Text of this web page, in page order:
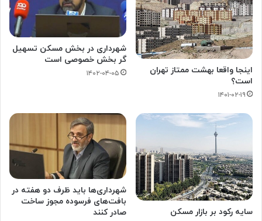
اینجا واقعا بهشت ممتاز تهران
است؟
۱۴۰۱-۰۲-۱۹
شهرداری در بخش مسکن تسهیل
گر بخش خصوصی است
۱۴۰۲-۰۴-۰۵
سایه رکود بر بازار مسکن
شهرداری‌ها باید ظرف دو هفته در
بافت‌های فرسوده مجوز ساخت
صادر کنند